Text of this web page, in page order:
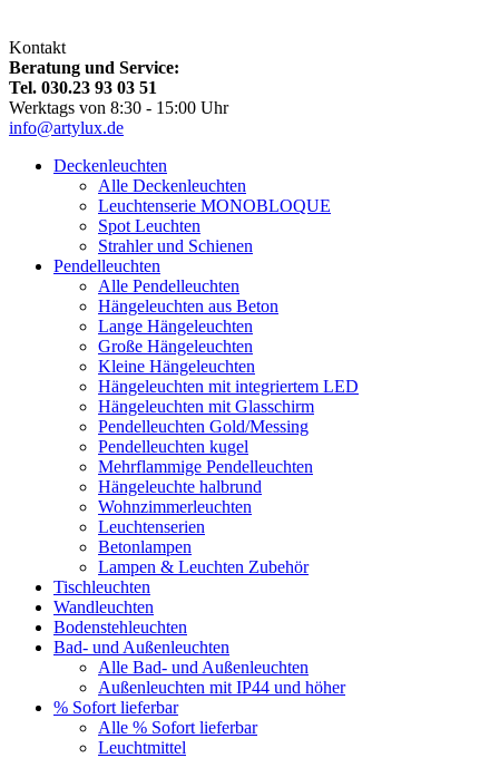
Kontakt
Beratung und Service:
Tel. 030.23 93 03 51
Werktags von 8:30 - 15:00 Uhr
info@artylux.de
Deckenleuchten
Alle Deckenleuchten
Leuchtenserie MONOBLOQUE
Spot Leuchten
Strahler und Schienen
Pendelleuchten
Alle Pendelleuchten
Hängeleuchten aus Beton
Lange Hängeleuchten
Große Hängeleuchten
Kleine Hängeleuchten
Hängeleuchten mit integriertem LED
Hängeleuchten mit Glasschirm
Pendelleuchten Gold/Messing
Pendelleuchten kugel
Mehrflammige Pendelleuchten
Hängeleuchte halbrund
Wohnzimmerleuchten
Leuchtenserien
Betonlampen
Lampen & Leuchten Zubehör
Tischleuchten
Wandleuchten
Bodenstehleuchten
Bad- und Außenleuchten
Alle Bad- und Außenleuchten
Außenleuchten mit IP44 und höher
% Sofort lieferbar
Alle % Sofort lieferbar
Leuchtmittel